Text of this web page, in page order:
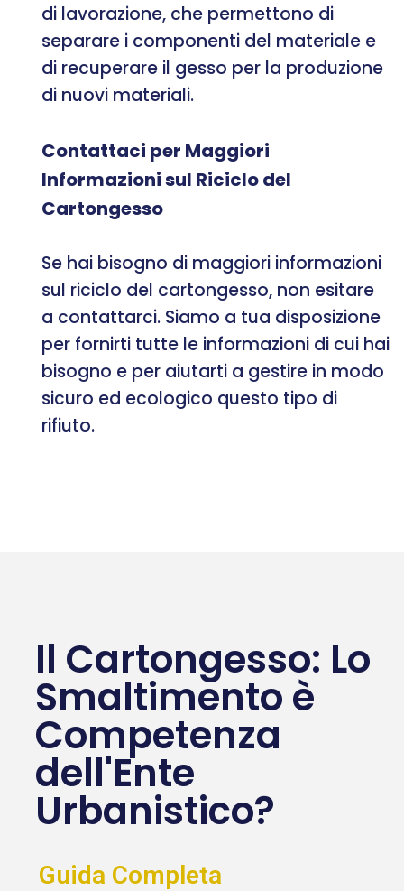
di lavorazione, che permettono di
separare i componenti del materiale e
di recuperare il gesso per la produzione
di nuovi materiali.
Contattaci per Maggiori
Informazioni sul Riciclo del
Cartongesso
Se hai bisogno di maggiori informazioni
sul riciclo del cartongesso, non esitare
a contattarci. Siamo a tua disposizione
per fornirti tutte le informazioni di cui hai
bisogno e per aiutarti a gestire in modo
sicuro ed ecologico questo tipo di
rifiuto.
Il Cartongesso: Lo
Smaltimento è
Competenza
dell'Ente
Urbanistico?
Guida Completa